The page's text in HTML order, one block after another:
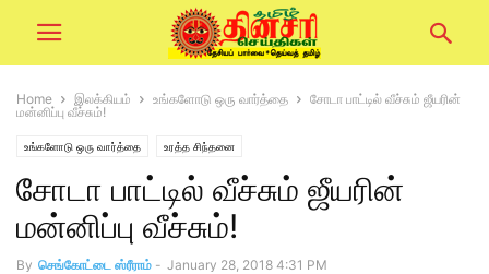
Home இலக்கியம் உங்களோடு ஒரு வார்த்தை
சோடா பாட்டில் வீச்சும் ஜீயரின்
மன்னிப்பு வீச்சும்!
உங்களோடு ஒரு வார்த்தை உரத்த சிந்தனை
சோடா பாட்டில் வீச்சும் ஜீயரின்
மன்னிப்பு வீச்சும்!
By செங்கோட்டை ஸ்ரீராம் - January 28, 2018 4:31 PM